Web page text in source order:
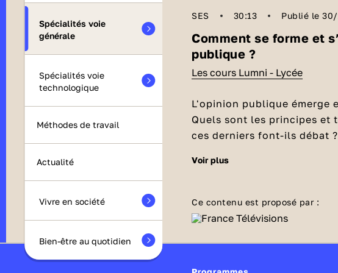
Spécialités voie
générale
Spécialités voie
technologique
Méthodes de travail
Actualité
Vivre en société
Bien-être au quotidien
SES 30:13 Publié le
Comment se forme et
publique ?
Les cours Lumni - Lycée
L'opinion publique émerge
Quels sont les principes et
ces derniers font-ils débat
L'opinion publique est
sein d’une population, sur
Avant 1789, l'opinion
voir plus
Ce contenu est proposé par :